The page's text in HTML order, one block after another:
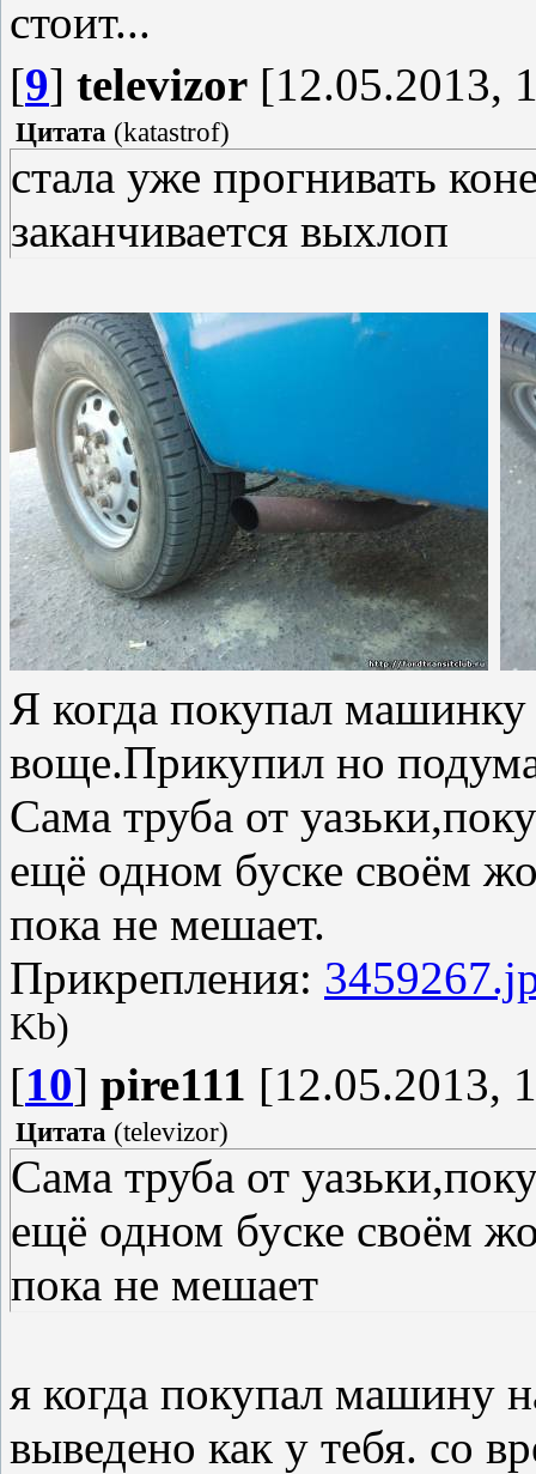
стоит...
[9] televizor [12.05.2013,
Цитата (katastrof)
стала уже прогнивать
заканчивается выхлоп
Я когда покупал
воще.Прикупил но
Сама труба от
ещё одном буске своём
пока не мешает.
Прикрепления:
Kb)
[10] pire111 [12.05.2013,
Цитата (televizor)
Сама труба от
ещё одном буске своём
пока не мешает
я когда покупал машину
выведено как у тебя. со